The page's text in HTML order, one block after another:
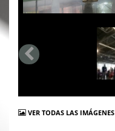
VER TODAS LAS IMÁGENES